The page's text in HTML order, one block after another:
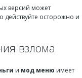
версий может
действуйте осторожно и
взлома
и мод меню имеет